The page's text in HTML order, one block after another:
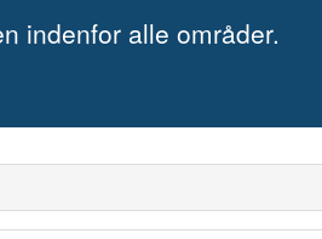
indenfor alle områder.